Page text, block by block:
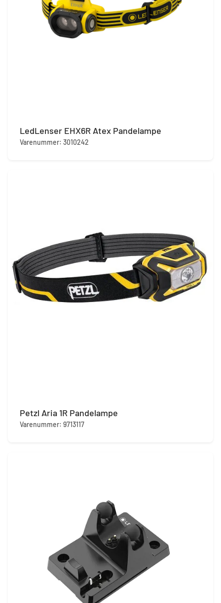
LedLenser EHX6R Atex Pandelampe
Varenummer: 3010242
Petzl Aria 1R Pandelampe
Varenummer: 9713117